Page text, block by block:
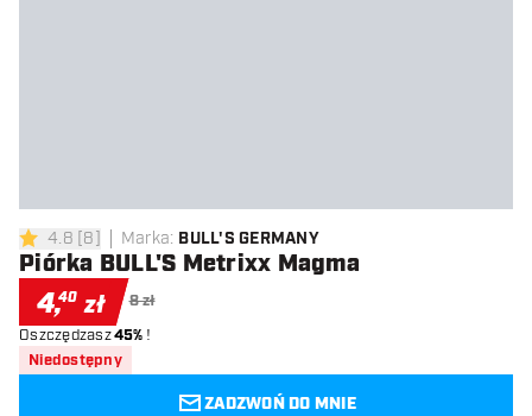
4.8 gwiazdki oceny
4.8 [8] Marka: BULL'S GERMANY
Piórka BULL'S Metrixx Magma
4,40 zł 8 zł
Oszczędzasz45% !
Niedostępny
ZADZWOŃ DO MNIE